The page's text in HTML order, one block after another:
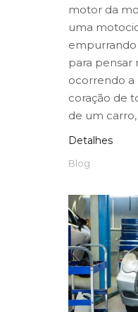
motor da
uma
para pensar
ocorrendo a
coração de
de um
Detalhes
Blog